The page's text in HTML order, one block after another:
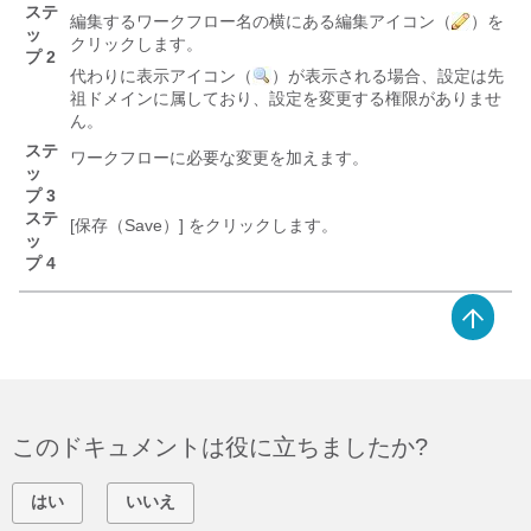
ステ
ッ
プ 2
編集するワークフロー名の横にある編集アイコン（
）を
クリックします。
代わりに表示アイコン（
）が表示される場合、設定は先
祖ドメインに属しており、設定を変更する権限がありませ
ん。
ステ
ッ
プ 3
ワークフローに必要な変更を加えます。
ステ
ッ
プ 4
[保存（Save）] をクリックします。
このドキュメントは役に立ちましたか?
はい いいえ